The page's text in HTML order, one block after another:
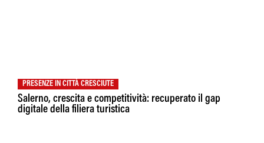
PRESENZE IN CITTÀ CRESCIUTE
Salerno, crescita e competitività: recuperato il gap
digitale della filiera turistica